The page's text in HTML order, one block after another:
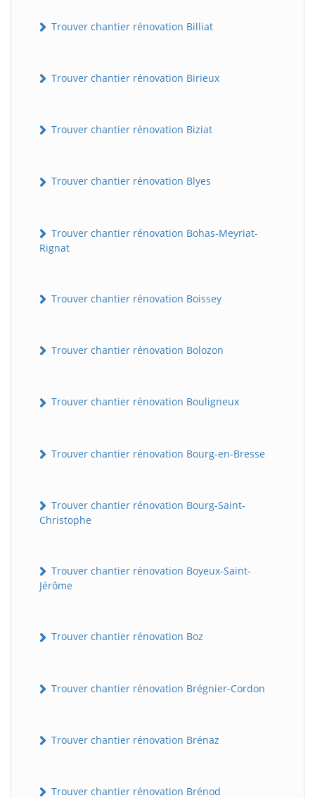
Trouver chantier rénovation Billiat
Trouver chantier rénovation Birieux
Trouver chantier rénovation Biziat
Trouver chantier rénovation Blyes
Trouver chantier rénovation Bohas-Meyriat-
Rignat
Trouver chantier rénovation Boissey
Trouver chantier rénovation Bolozon
Trouver chantier rénovation Bouligneux
Trouver chantier rénovation Bourg-en-Bresse
Trouver chantier rénovation Bourg-Saint-
Christophe
Trouver chantier rénovation Boyeux-Saint-
Jérôme
Trouver chantier rénovation Boz
Trouver chantier rénovation Brégnier-Cordon
Trouver chantier rénovation Brénaz
Trouver chantier rénovation Brénod